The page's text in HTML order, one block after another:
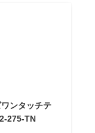
ンタッチテ
275-TN